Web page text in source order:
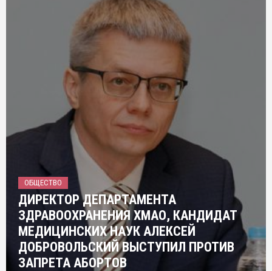
ОБЩЕСТВО
ДИРЕКТОР ДЕПАРТАМЕНТА
ЗДРАВООХРАНЕНИЯ ХМАО, КАНДИДАТ
МЕДИЦИНСКИХ НАУК АЛЕКСЕЙ
ДОБРОВОЛЬСКИЙ ВЫСТУПИЛ ПРОТИВ
ЗАПРЕТА АБОРТОВ